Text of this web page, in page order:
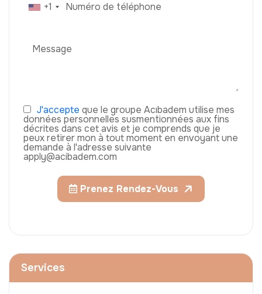
+1
J'accepte que le groupe Acıbadem utilise mes
données personnelles susmentionnées aux fins
décrites dans cet avis et je comprends que je
peux retirer mon à tout moment en envoyant une
demande à l'adresse suivante
apply@acibadem.com
Prenez Rendez-Vous
Services